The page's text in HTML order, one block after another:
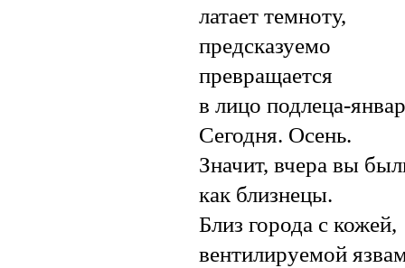
латает темноту,
предсказуемо
превращается
в лицо подлеца-
Сегодня. Осень.
Значит, вчера вы
как близнецы.
Близ города с кожей,
вентилируемой